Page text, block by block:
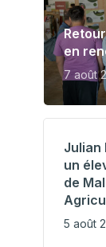
en
7 août
Julian
un
de
5 août